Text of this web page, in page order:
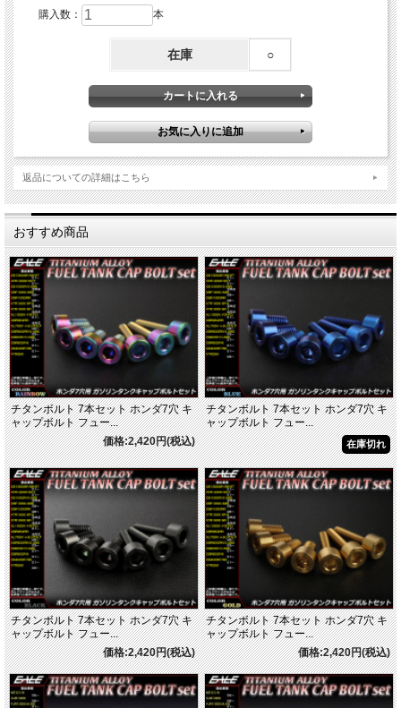
購入数： 本
在庫 ○
返品についての詳細はこちら
おすすめ商品
チタンボルト 7本セット ホンダ7穴 キ
ャップボルト フュー...
価格:2,420円(税込)
チタンボルト 7本セット ホンダ7穴 キ
ャップボルト フュー...
在庫切れ
チタンボルト 7本セット ホンダ7穴 キ
ャップボルト フュー...
価格:2,420円(税込)
チタンボルト 7本セット ホンダ7穴 キ
ャップボルト フュー...
価格:2,420円(税込)